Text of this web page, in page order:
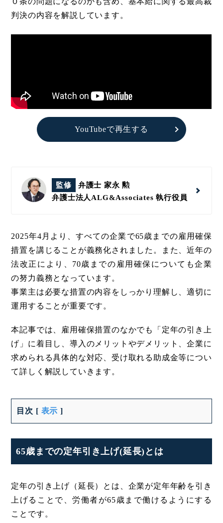
判決の内容を解説しています。
YouTubeで再生する
監修
弁護士 家永 勲
弁護士法人ALG&Associates執行役員
2025年4月より、すべての企業で65歳までの雇用確保
措置を講じることが義務化されました。また、近年の
法改正により、70歳までの雇用確保についても企業
の努力義務となっています。
事業主は必要な措置の内容をしっかり理解し、適切に
運用することが重要です。
本記事では、雇用確保措置のなかでも「定年の引き上
げ」に着目し、導入のメリットやデメリット、企業に
求められる具体的な対応、受け取れる助成金等につい
て詳しく解説していきます。
目次 [ 表示 ]
65歳までの定年引き上げ(延長)とは
定年の引き上げ（延長）とは、企業が定年年齢を引き
上げることで、労働者が65歳まで働けるようにする
ことです。